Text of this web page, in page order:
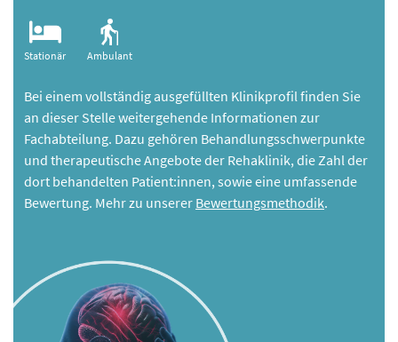
Stationär Ambulant
Bei einem vollständig ausgefüllten Klinikprofil finden Sie
an dieser Stelle weitergehende Informationen zur
Fachabteilung. Dazu gehören Behandlungsschwerpunkte
und therapeutische Angebote der Rehaklinik, die Zahl der
dort behandelten Patient:innen, sowie eine umfassende
Bewertung. Mehr zu unserer Bewertungsmethodik.